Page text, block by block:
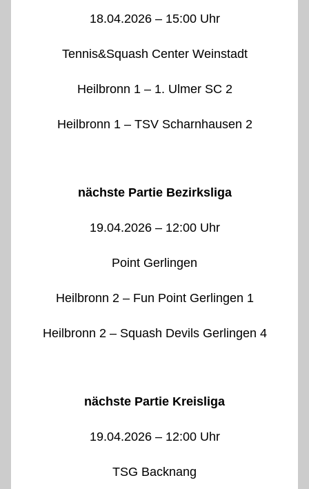
18.04.2026 – 15:00 Uhr
Tennis&Squash Center Weinstadt
Heilbronn 1 – 1. Ulmer SC 2
Heilbronn 1 – TSV Scharnhausen 2
nächste Partie Bezirksliga
19.04.2026 – 12:00 Uhr
Point Gerlingen
Heilbronn 2 – Fun Point Gerlingen 1
Heilbronn 2 – Squash Devils Gerlingen 4
nächste Partie Kreisliga
19.04.2026 – 12:00 Uhr
TSG Backnang